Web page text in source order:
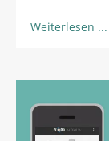
Weiterlesen